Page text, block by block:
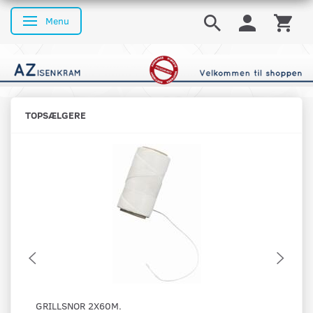
Skifte navigation
Menu
TOPSÆLGERE
GRILLSNOR 2X60M.